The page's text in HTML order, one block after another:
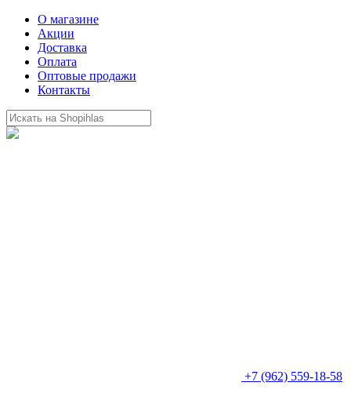
О магазине
Акции
Доставка
Оплата
Оптовые продажи
Контакты
+7 (962) 559-18-58